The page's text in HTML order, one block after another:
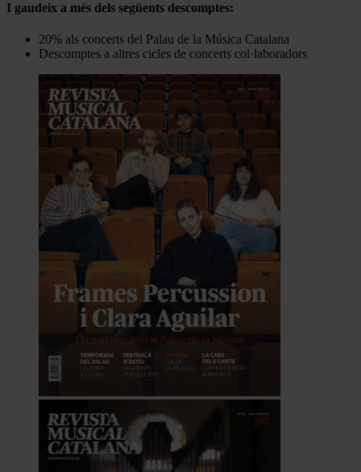
I gaudeix a més dels següents descomptes:
20% als concerts del Palau de la Música Catalana
Descomptes a altres cicles de concerts col·laboradors